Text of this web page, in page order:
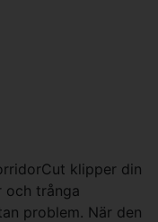
klipper din
och trånga
problem. När den